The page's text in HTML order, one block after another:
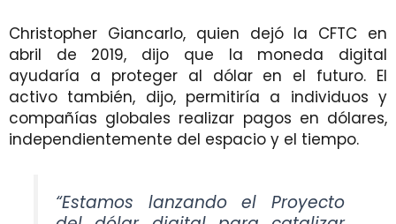
Christopher Giancarlo, quien dejó la CFTC en
abril de 2019, dijo que la moneda digital
ayudaría a proteger al dólar en el futuro. El
activo también, dijo, permitiría a individuos y
compañías globales realizar pagos en dólares,
independientemente del espacio y el tiempo.
“Estamos lanzando el Proyecto